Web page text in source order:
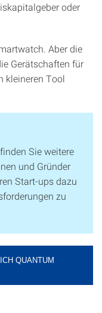
oder
Aber die
Gerätschaften für
kleineren Tool
finden Sie weitere
und Gründer
Start-ups dazu
zu
QUANTUM